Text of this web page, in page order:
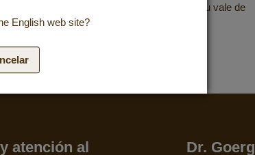
para recibir las últimas ofertas y asegurarte tu vale de
atención al
Dr. Goerg
English web site?